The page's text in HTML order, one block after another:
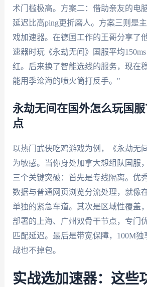
术门槛极高。方案二：借助亲友的电
延迟比高ping更折磨人。方案三则是
戏加速器。在德国工作的王哥分享了
速器时玩《永劫无间》国服平均
红。后来换了智能选线的服务，现在
能用季沧海的喷火筒打反手。"
永劫无间在国外怎么玩国
点
以热门武侠吃鸡游戏为例，《永劫无
为敏感。当你身处加拿大想组队国服
三个关键突破：首先是专线隔离。优
数据与普通网页浏览分流处理，就像
单独的紧急车道。其次是区域性覆盖
部署的上海、广州双骨干节点，专门
匹配延迟。最后是带宽保障，100M
战也不掉包。
实战选加速器：这些